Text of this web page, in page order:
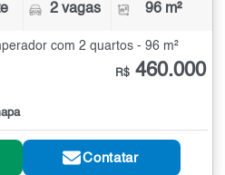
2 vagas 96 m²
com 2 quartos - 96 m²
R$ 460.000
Contatar